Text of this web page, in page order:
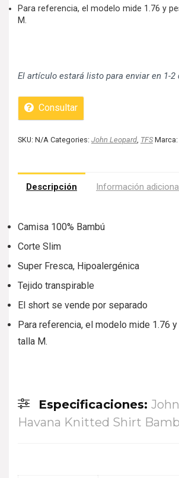
Para referencia, el modelo mide 1.76 y
M.
El artículo estará listo para enviar en 1-2
Consultar
SKU: N/A Categories: John Leopard, TFS Marca:
Descripción Información
Camisa 100% Bambú
Corte Slim
Super Fresca, Hipoalergénica
Tejido transpirable
El short se vende por separado
Para referencia, el modelo mide 1.76
talla M.
Especificaciones:
Havana Knitted Shirt